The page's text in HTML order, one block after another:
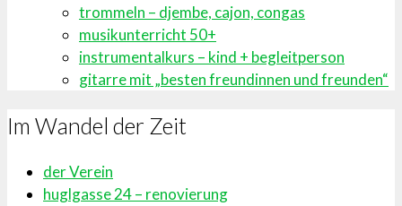
trommeln – djembe, cajon, congas
musikunterricht 50+
instrumentalkurs – kind + begleitperson
gitarre mit „besten freundinnen und freunden“
Im Wandel der Zeit
der Verein
huglgasse 24 – renovierung